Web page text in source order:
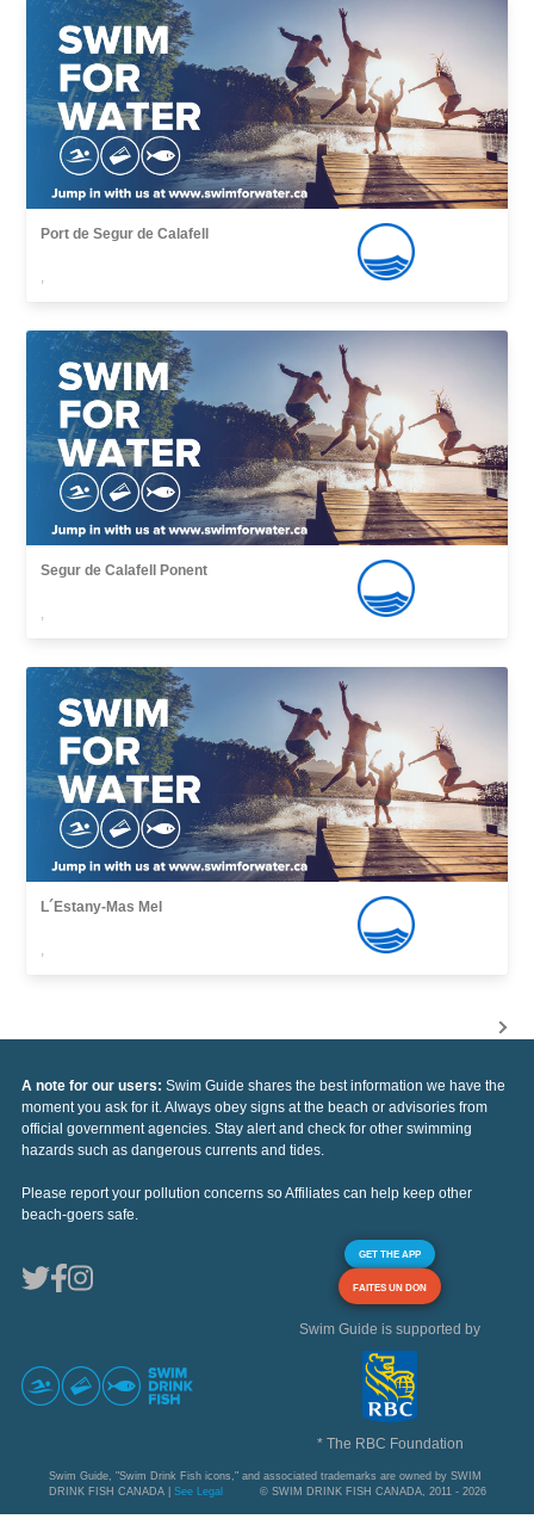
Port de Segur de Calafell
,
Segur de Calafell Ponent
,
L´Estany-Mas Mel
,
A note for our users: Swim Guide shares the best information we have the
moment you ask for it. Always obey signs at the beach or advisories from
official government agencies. Stay alert and check for other swimming
hazards such as dangerous currents and tides.
Please report your pollution concerns so Affiliates can help keep other
beach-goers safe.
GET THE APP
FAITES UN DON
Swim Guide is supported by
* The RBC Foundation
Swim Guide, "Swim Drink Fish icons," and associated trademarks are owned by SWIM
DRINK FISH CANADA | See Legal © SWIM DRINK FISH CANADA, 2011 - 2026